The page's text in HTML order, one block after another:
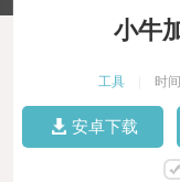
小牛
工具 时
安卓下载